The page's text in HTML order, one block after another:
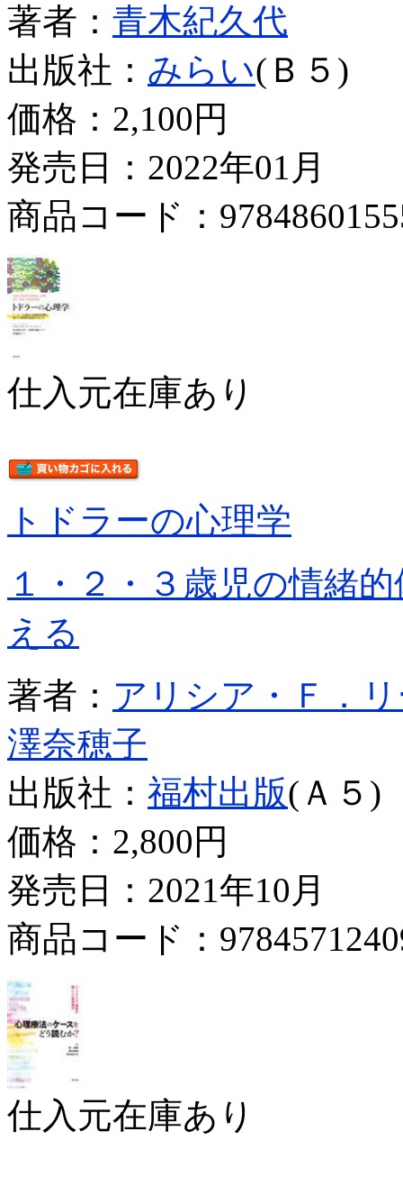
著者： 青木紀久代
出版社： みらい(Ｂ５)
価格： 2,100円
発売日：2022年01月
商品コード：
仕入元在庫あり
トドラーの心理学
１・２・３歳児の情緒
える
著者： アリシア・Ｆ．
澤奈穂子
出版社： 福村出版(Ａ５)
価格： 2,800円
発売日：2021年10月
商品コード：
仕入元在庫あり